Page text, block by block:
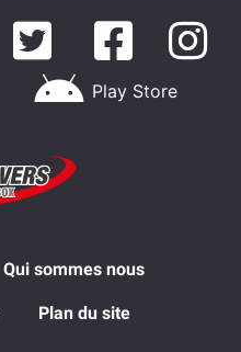
Play Store
Qui sommes nous
Plan du site